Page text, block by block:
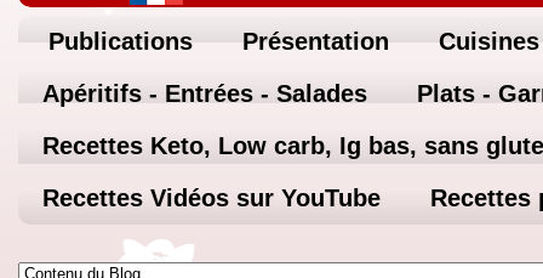
Publications Présentation
Apéritifs - Entrées - Salades
Plats -
Recettes Keto, Low carb, Ig bas, sans
Recettes Vidéos sur YouTube
Recettes